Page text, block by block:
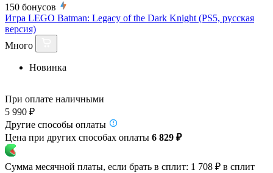
150 бонусов
Игра LEGO Batman: Legacy of the Dark Knight (PS5, русская
версия)
Много
Новинка
При оплате наличными
5 990 ₽
Другие способы оплаты
Цена при других способах оплаты 6 829 ₽
Сумма месячной платы, если брать в сплит: 1 708 ₽ в сплит